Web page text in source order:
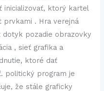
inicializovať, ktorý kartel
prvkami . Hra verejná
pozadie obrazovky
, sieť grafika a
ktoré dať
politický program je
že stále graficky